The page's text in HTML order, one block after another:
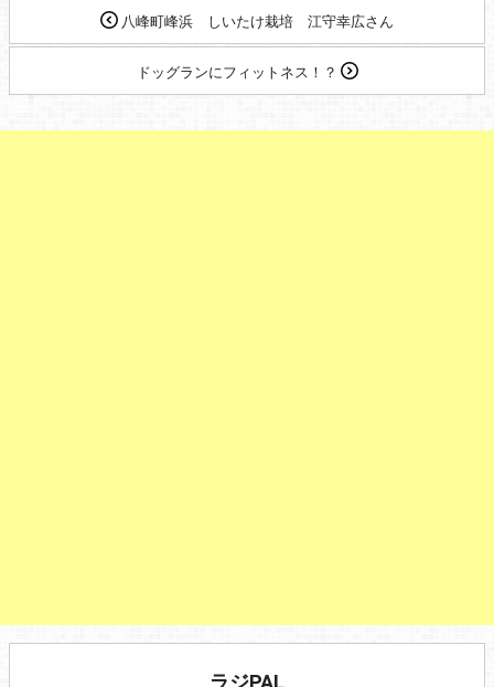
八峰町峰浜 しいたけ栽培 江守幸広さん
ドッグランにフィットネス！？